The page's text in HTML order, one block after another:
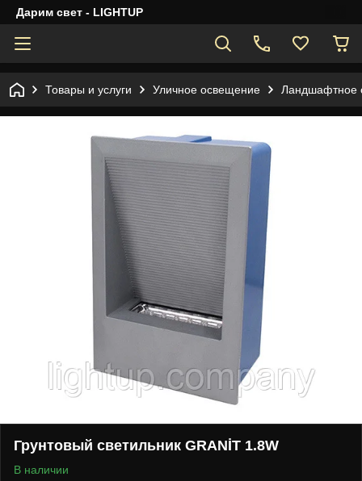
Дарим свет - LIGHTUP
Товары и услуги Уличное освещение Ландшафтное
Грунтовый светильник GRANİT 1.8W
В наличии